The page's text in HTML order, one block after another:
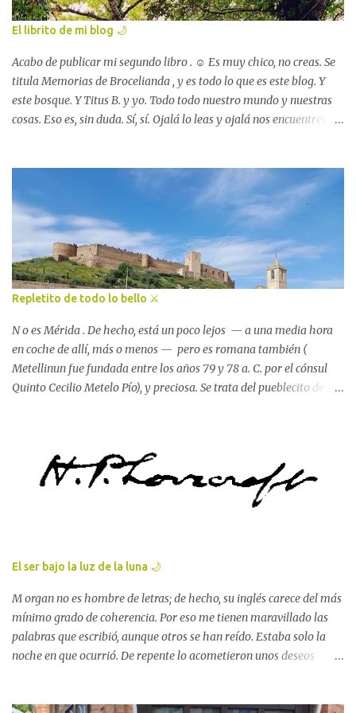
blancas trenzadas y la cola larga que apenas mueve para sacudirse
una mosca. Tiene muchos años y unas orejeras que no le dejan ver
también, sentado en la lustro...
El librito de mi blog 🌙
Acabo de publicar mi segundo libro . ☺️ Es muy chico, no creas. Se
titula Memorias de Brocelianda , y es todo lo que es este blog. Y
este bosque. Y Titus B. y yo. Todo todo nuestro mundo y nuestras
cosas. Eso es, sin duda. Sí, sí. Ojalá lo leas y ojalá nos encuentres
al duende lo arropa la colcha de lino verde kiwi en cuantito tiene
algo de frío. Y que sea tu refugio , también. Y que me lo digas, si
puedes (o si quieres)... que me digas que lo conoces, que lo tienes
entre tus dedos, que te acompaña, que me harás muy feliz. 😇 📍
amazon.com/author/lolaperezgarcia 💫
Repletito de todo lo bello ⚔️
N o es Mérida . De hecho, está un poco lejos — a una media hora
en coche de allí, más o menos — pero es romana también (
Metellinun fue fundada entre los años 79 y 78 a. C. por el cónsul
Quinto Cecilio Metelo Pío), y preciosa. Se trata del pueblecito de
ver, echa cuenta de lo que descubrí paso tras paso y ya verás como
acabas sacando una conclusión bastante bastante parecida. Es la
cuna del conquistador, ya ves. Y para él, en su honor, se erige una
Cortés en Medellín" Mira, es esta. De la plaza enterita no tengo
No nos detengamos que aún nos queda mucho camino por andar y
muchos...
El ser bajo la luz de la luna 🌙
M organ no es hombre de letras; de hecho, su inglés carece del más
mínimo grado de coherencia. Por eso me tienen maravillado las
palabras que escribió, aunque otros se han reído. Estaba solo la
noche en que ocurrió. De repente lo acometieron unos deseos